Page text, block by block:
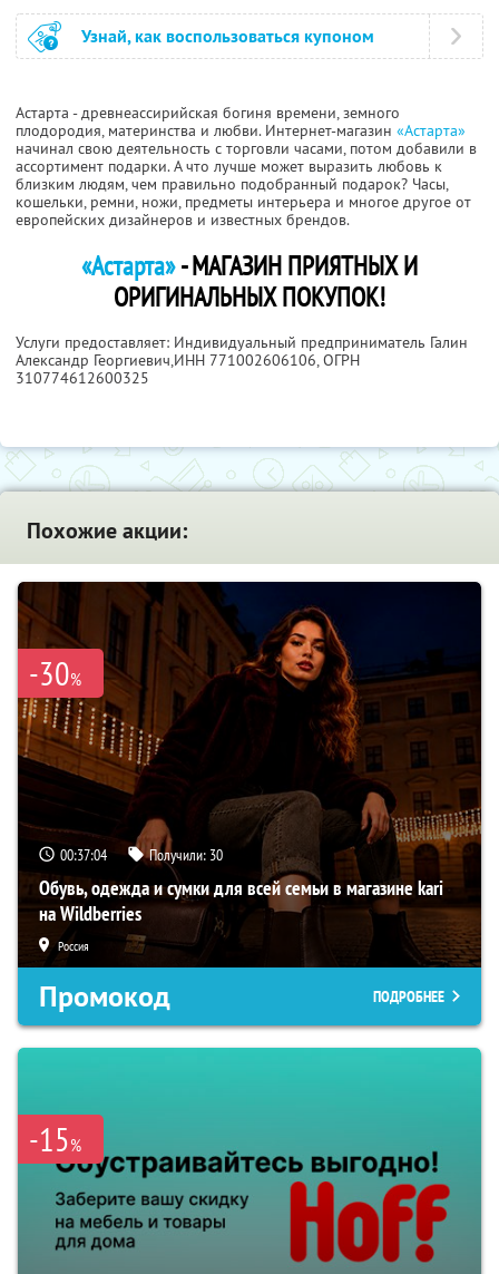
Узнай, как воспользоваться купоном
Астарта - древнеассирийская богиня времени, земного
плодородия, материнства и любви. Интернет-магазин «Астарта»
начинал свою деятельность с торговли часами, потом добавили в
ассортимент подарки. А что лучше может выразить любовь к
близким людям, чем правильно подобранный подарок? Часы,
кошельки, ремни, ножи, предметы интерьера и многое другое от
европейских дизайнеров и известных брендов.
«Астарта»- МАГАЗИН ПРИЯТНЫХ И
ОРИГИНАЛЬНЫХ ПОКУПОК!
Услуги предоставляет: Индивидуальный предприниматель Галин
Александр Георгиевич,ИНН 771002606106, ОГРН
310774612600325
Похожие акции:
-30%
00:37:04 Получили: 30
Обувь, одежда и сумки для всей семьи в магазине kari
на Wildberries
Россия
Промокод ПОДРОБНЕЕ
-15%